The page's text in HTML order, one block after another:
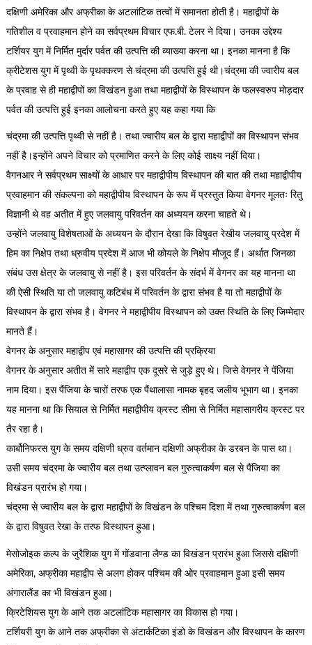
दक्षिणी अमेरिका और अफ्रीका के अटलांटिक तत्वों में समानता होती है। महाद्वीपों के
गतिशील व प्रवाहमान होने का सर्वप्रथम विचार एफ.बी. टेलर ने दिया। उनका उद्देश्य
टर्शियर युग में निर्मित मुर्दार पर्वत की उत्पत्ति की व्याख्या करना था। इनका मानना है कि
क्रीटेशस युग में पृथ्वी के पृथक्करण से चंद्रमा की उत्पत्ति हुई थी।चंद्रमा की ज्वारीय बल
के प्रवाह से ही महाद्वीपों का विखंडन हुआ तथा महाद्वीपों के विस्थापन के फलस्वरुप मोड़दार
पर्वत की उत्पत्ति हुई इनका आलोचना करते हुए यह कहा गया कि
चंद्रमा की उत्पत्ति पृथ्वी से नहीं है। तथा ज्वारीय बल के द्वारा महाद्वीपों का विस्थापन संभव
नहीं है।इन्होंने अपने विचार को प्रमाणित करने के लिए कोई साक्ष्य नहीं दिया।
वैगनआर ने सर्वप्रथम साक्ष्यों के आधार पर महाद्वीपीय विस्थापन की बात की तथा महाद्वीपीय
प्रवाहमान की संकल्पना को महाद्वीपीय विस्थापन के रूप में प्रस्तुत किया वेगनर मूलतः रितु
विज्ञानी थे वह अतीत में हुए जलवायु परिवर्तन का अध्ययन करना चाहते थे।
उन्होंने जलवायु विशेषताओं के अध्ययन के दौरान देखा कि विषुवत रेखीय जलवायु प्रदेश में
हिम का निक्षेप तथा ध्रुवीय प्रदेश में आज भी कोयले के निक्षेप मौजूद हैं। अर्थात जिनका
संबंध उस क्षेत्र के जलवायु से नहीं है। इस परिवर्तन के संदर्भ में वेगनर का यह मानना था
की ऐसी स्थिति या तो जलवायु कटिबंध में परिवर्तन के द्वारा संभव है या तो महाद्वीपों के
विस्थापन के द्वारा संभव है। वेगनर ने महाद्वीपीय विस्थापन को उक्त स्थिति के लिए जिम्मेदार
मानते हैं।
वेगनर के अनुसार महाद्वीप एवं महासागर की उत्पत्ति की प्रक्रिया
वेगनर के अनुसार अतीत में सारे महाद्वीप एक दूसरे से जुड़े हुए थे। जिसे वेगनर ने पेंजिया
नाम दिया। इस पैंजिया के चारों तरफ एक पैंथालासा नामक बृहद जलीय भूभाग था। इनका
यह मानना था कि सियाल से निर्मित महाद्वीपीय क्रस्ट सीमा से निर्मित महासागरीय क्रस्ट पर
तैर रहा है।
कार्बोनिफरस युग के समय दक्षिणी ध्रुव वर्तमान दक्षिणी अफ्रीका के डरबन के पास था।
उसी समय चंद्रमा के ज्वारीय बल तथा उत्प्लावन बल गुरुत्वाकर्षण बल से पैंजिया का
विखंडन प्रारंभ हो गया।
चंद्रमा से ज्वारीय बल के द्वारा महाद्वीपों के विखंडन के पश्चिम दिशा में तथा गुरुत्वाकर्षण बल
के द्वारा विषुवत रेखा के तरफ विस्थापन हुआ।
मेसोजोइक कल्प के जुरैशिक युग में गोंडवाना लैण्ड का विखंडन प्रारंभ हुआ जिससे दक्षिणी
अमेरिका, अफ्रीका महाद्वीप से अलग होकर पश्चिम की ओर प्रवाहमान हुआ इसी समय
अंगारालैंड का भी विखंडन हुआ।
क्रिटेशियस युग के आने तक अटलांटिक महासागर का विकास हो गया।
टर्शियरी युग के आने तक अफ्रीका से अंटार्कटिका इंडो के विखंडन और विस्थापन के कारण